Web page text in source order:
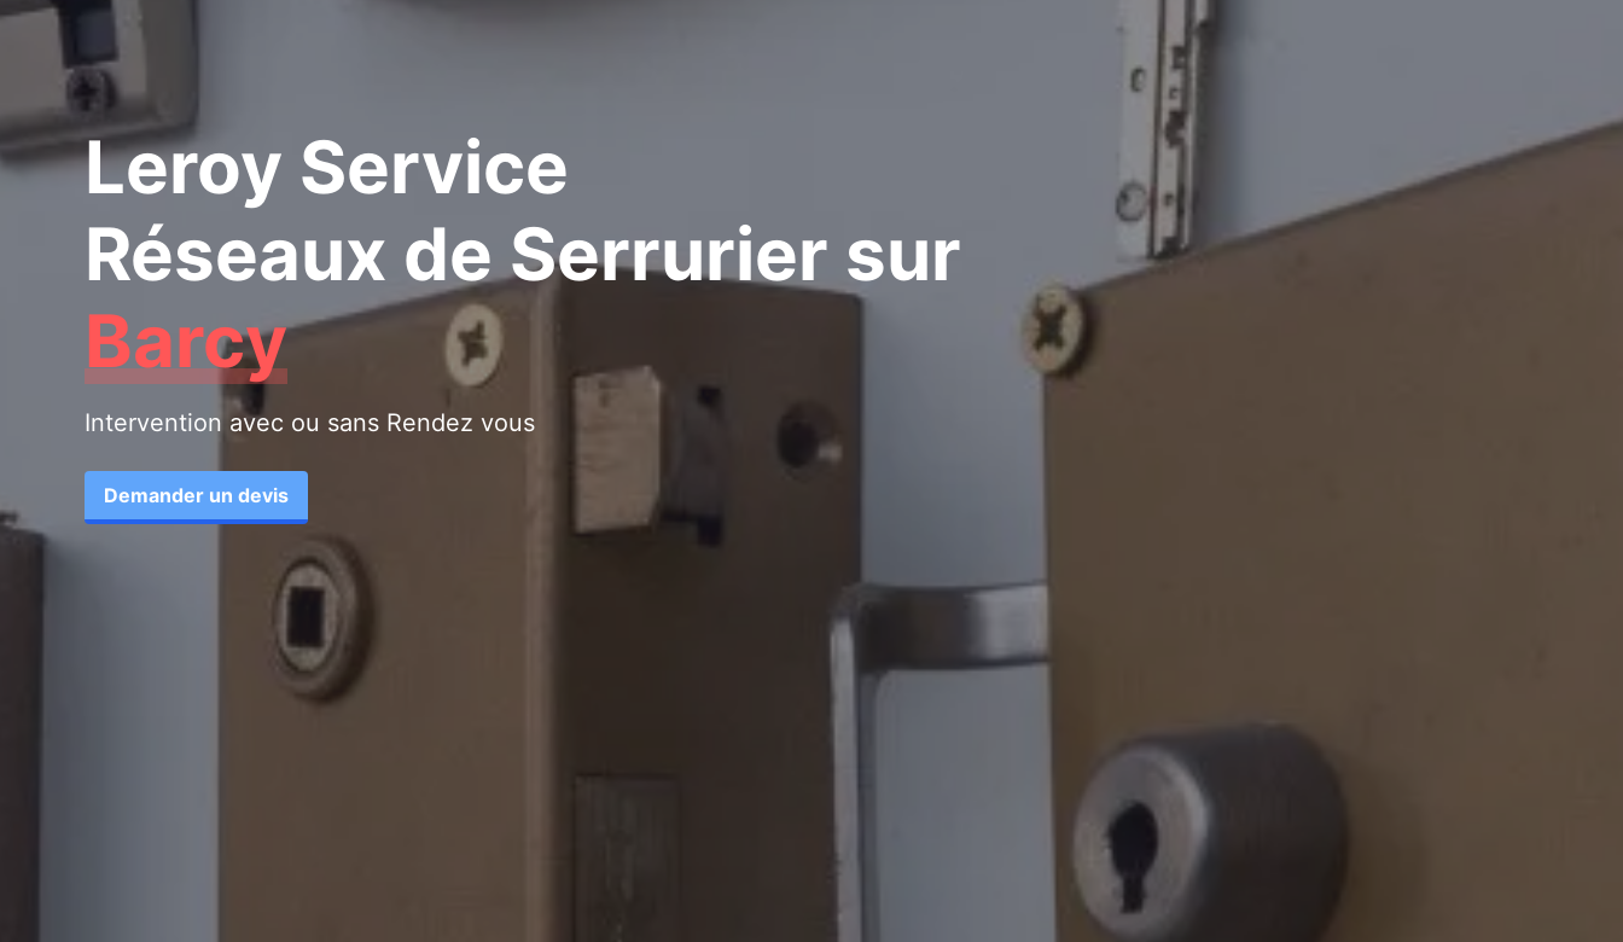
Leroy Service
Réseaux de Serrurier sur
Barcy
Intervention avec ou sans Rendez vous
Demander un devis